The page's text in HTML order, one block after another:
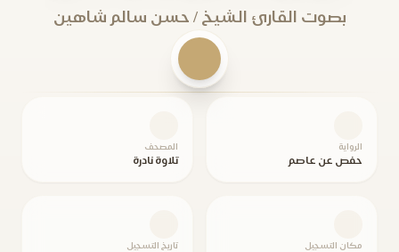
بصوت القارئ الشيخ / حسن سالم شاهين
الرواية
حفص عن عاصم
المصحف
تلاوة نادرة
مكان التسجيل تاريخ التسجيل